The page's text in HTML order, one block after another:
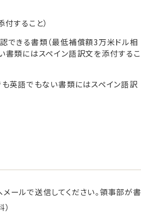
すること）
きる書類（最低補償額3万米ドル相
書類にはスペイン語訳文を添付するこ
英語でもない書類にはスペイン語訳
ールで送信してください。領事部が書